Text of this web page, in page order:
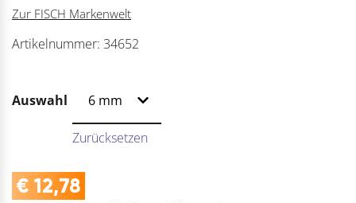
Zur FISCH Markenwelt
Artikelnummer: 34652
Auswahl
Zurücksetzen
€ 12,78